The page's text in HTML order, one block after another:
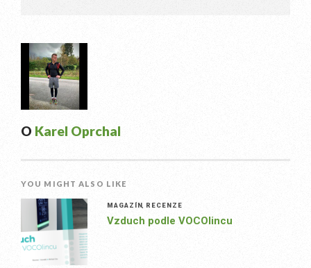
O Karel Oprchal
YOU MIGHT ALSO LIKE
MAGAZÍN RECENZE
Vzduch podle VOCOlincu